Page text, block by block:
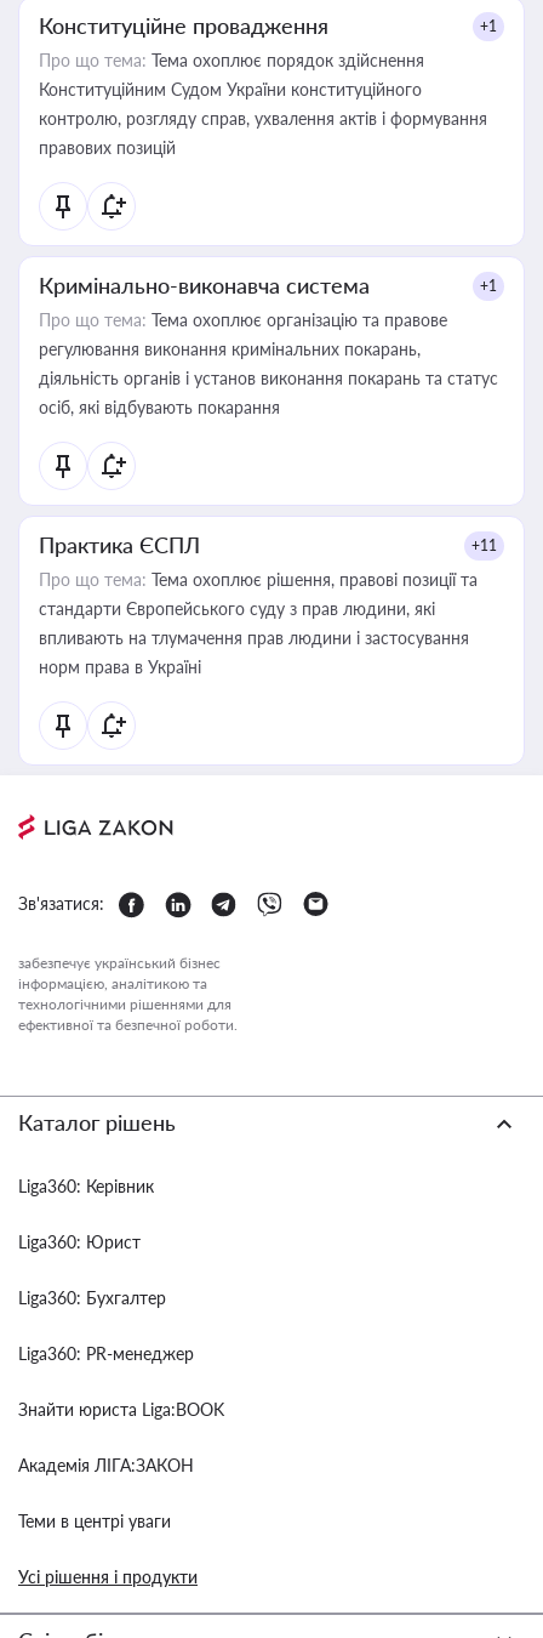
Конституційне провадження +1
Про що тема: Тема охоплює порядок здійснення
Конституційним Судом України конституційного
контролю, розгляду справ, ухвалення актів і формування
правових позицій
Кримінально-виконавча система +1
Про що тема: Тема охоплює організацію та правове
регулювання виконання кримінальних покарань,
діяльність органів і установ виконання покарань та статус
осіб, які відбувають покарання
Практика ЄСПЛ +11
Про що тема: Тема охоплює рішення, правові позиції та
стандарти Європейського суду з прав людини, які
впливають на тлумачення прав людини і застосування
норм права в Україні
Зв'язатися:
забезпечує український бізнес
інформацією, аналітикою та
технологічними рішеннями для
ефективної та безпечної роботи.
Каталог рішень
Liga360: Керівник
Liga360: Юрист
Liga360: Бухгалтер
Liga360: PR-менеджер
Знайти юриста Liga:BOOK
Академія ЛІГА:ЗАКОН
Теми в центрі уваги
Усі рішення і продукти